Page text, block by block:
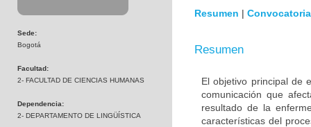
Sede:
Bogotá
Facultad:
2- FACULTAD DE CIENCIAS HUMANAS
Dependencia:
2- DEPARTAMENTO DE LINGÜÍSTICA
Resumen | Convocatoria
Resumen
El objetivo principal de
comunicación que
resultado de la
características del